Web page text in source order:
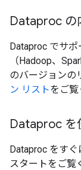
Dataproc の
Dataproc でサ
（Hadoop、
のバージョンの
ン リストをご覧
Dataproc を
Dataproc をす
スタートをご覧